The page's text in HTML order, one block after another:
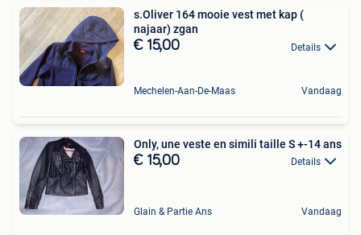
s.Oliver 164 mooie vest met kap (
najaar) zgan
€ 15,00 Details
Mechelen-Aan-De-Maas Vandaag
Only, une veste en simili taille S +-14 ans
€ 15,00 Details
Glain & Partie Ans Vandaag